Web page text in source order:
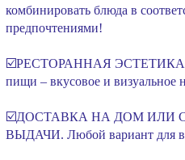
комбинировать блюда в
предпочтениями!
☑️РЕСТОРАННАЯ ЭСТЕТИКА
пищи – вкусовое и визуальное
☑️ДОСТАВКА НА ДОМ ИЛИ
ВЫДАЧИ. Любой вариант для